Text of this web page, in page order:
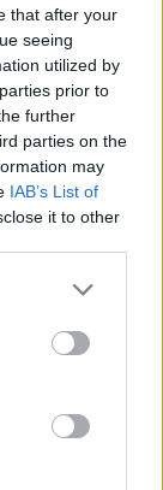
that after your
seeing
utilized by
prior to
further
parties on the
may
IAB’s List of
it to other
more Google
may click to
tags to
below Google
Χαμενεΐ
οι φήμες